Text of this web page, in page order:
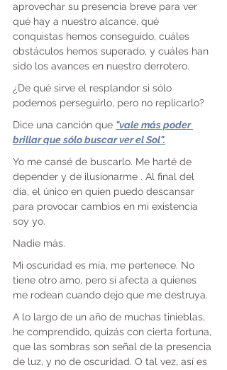
aprovechar su presencia breve para ver
qué hay a nuestro alcance, qué
conquistas hemos conseguido, cuáles
obstáculos hemos superado, y cuáles han
sido los avances en nuestro derrotero.
¿De qué sirve el resplandor si sólo
podemos perseguirlo, pero no replicarlo?
Dice una canción que "vale más poder
brillar que sólo buscar ver el Sol".
Yo me cansé de buscarlo. Me harté de
depender y de ilusionarme . Al final del
día, el único en quien puedo descansar
para provocar cambios en mi existencia
soy yo.
Nadie más.
Mi oscuridad es mía, me pertenece. No
tiene otro amo, pero sí afecta a quienes
me rodean cuando dejo que me destruya.
A lo largo de un año de muchas tinieblas,
he comprendido, quizás con cierta fortuna,
que las sombras son señal de la presencia
de luz, y no de oscuridad. O tal vez, así es